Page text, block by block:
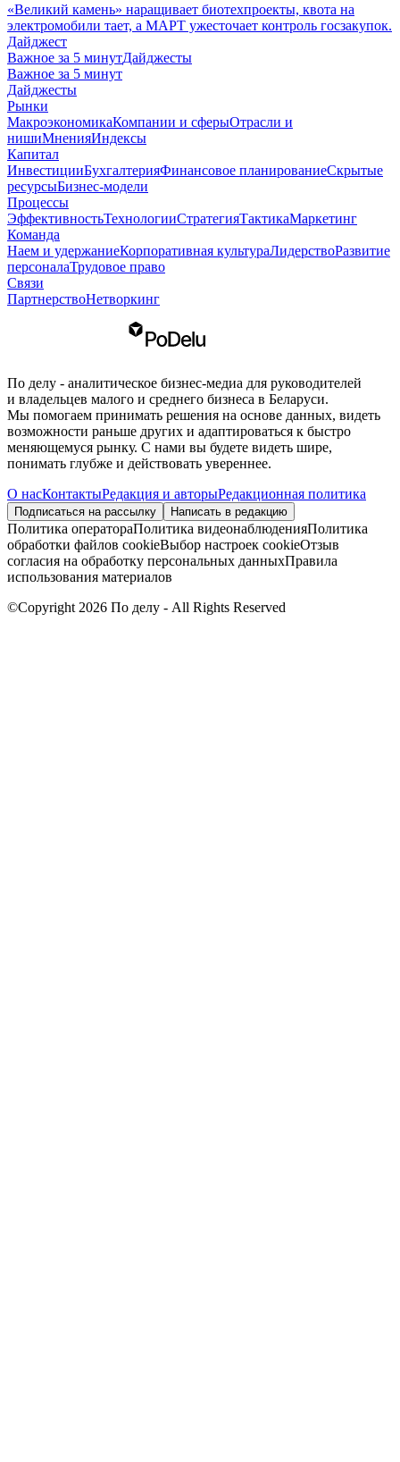
«Великий камень» наращивает биотехпроекты, квота на
электромобили тает, а МАРТ ужесточает контроль госзакупок.
Дайджест
Важное за 5 минутДайджесты
Важное за 5 минут
Дайджесты
Рынки
МакроэкономикаКомпании и сферыОтрасли и
нишиМненияИндексы
Капитал
ИнвестицииБухгалтерияФинансовое планированиеСкрытые
ресурсыБизнес-модели
Процессы
ЭффективностьТехнологииСтратегияТактикаМаркетинг
Команда
Наем и удержаниеКорпоративная культураЛидерствоРазвитие
персоналаТрудовое право
Связи
ПартнерствоНетворкинг
По делу - аналитическое бизнес-медиа для руководителей
и владельцев малого и среднего бизнеса в Беларуси.
Мы помогаем принимать решения на основе данных, видеть
возможности раньше других и адаптироваться к быстро
меняющемуся рынку. С нами вы будете видеть шире,
понимать глубже и действовать увереннее.
О насКонтактыРедакция и авторыРедакционная политика
Подписаться на рассылку Написать в редакцию
Политика оператораПолитика видеонаблюденияПолитика
обработки файлов cookieВыбор настроек cookieОтзыв
согласия на обработку персональных данныхПравила
использования материалов
©Copyright 2026 По делу - All Rights Reserved